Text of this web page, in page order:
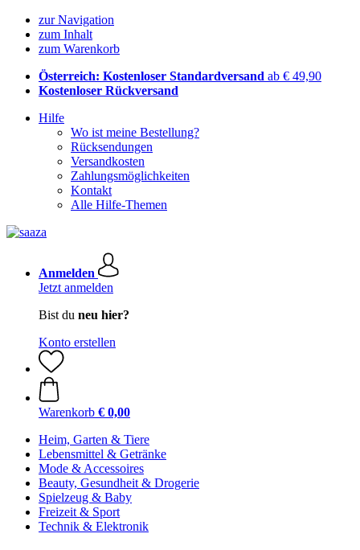
zur Navigation
zum Inhalt
zum Warenkorb
Österreich: Kostenloser Standardversand ab € 49,90
Kostenloser Rückversand
Hilfe
Wo ist meine Bestellung?
Rücksendungen
Versandkosten
Zahlungsmöglichkeiten
Kontakt
Alle Hilfe-Themen
Anmelden
Jetzt anmelden
Bist du neu hier?
Konto erstellen
Warenkorb € 0,00
Heim, Garten & Tiere
Lebensmittel & Getränke
Mode & Accessoires
Beauty, Gesundheit & Drogerie
Spielzeug & Baby
Freizeit & Sport
Technik & Elektronik